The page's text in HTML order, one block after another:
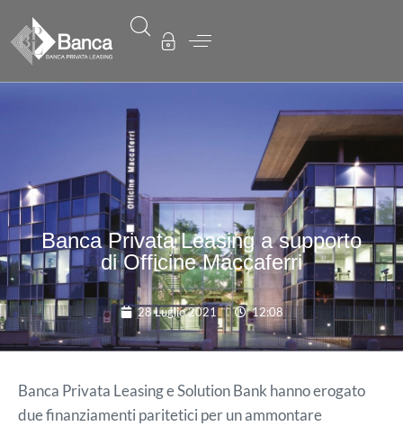
Banca Privata Leasing a supporto
di Officine Maccaferri
28 Luglio 2021 12:08
Banca Privata Leasing e Solution Bank hanno erogato
due finanziamenti paritetici per un ammontare